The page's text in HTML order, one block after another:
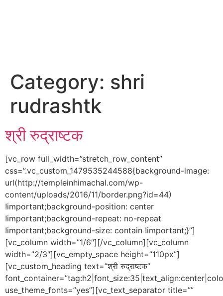
Category: shri
rudrashtk
श्री रुद्राष्टक
[vc_row full_width=”stretch_row_content”
css=”.vc_custom_1479535244588{background-image:
url(http://templeinhimachal.com/wp-
content/uploads/2016/11/border.png?id=44)
!important;background-position: center
!important;background-repeat: no-repeat
!important;background-size: contain !important;}”]
[vc_column width=”1/6″][/vc_column][vc_column
width=”2/3″][vc_empty_space height=”110px”]
[vc_custom_heading text=”श्री रुद्राष्टक”
use_theme_fonts=”yes”][vc_text_separator title=””